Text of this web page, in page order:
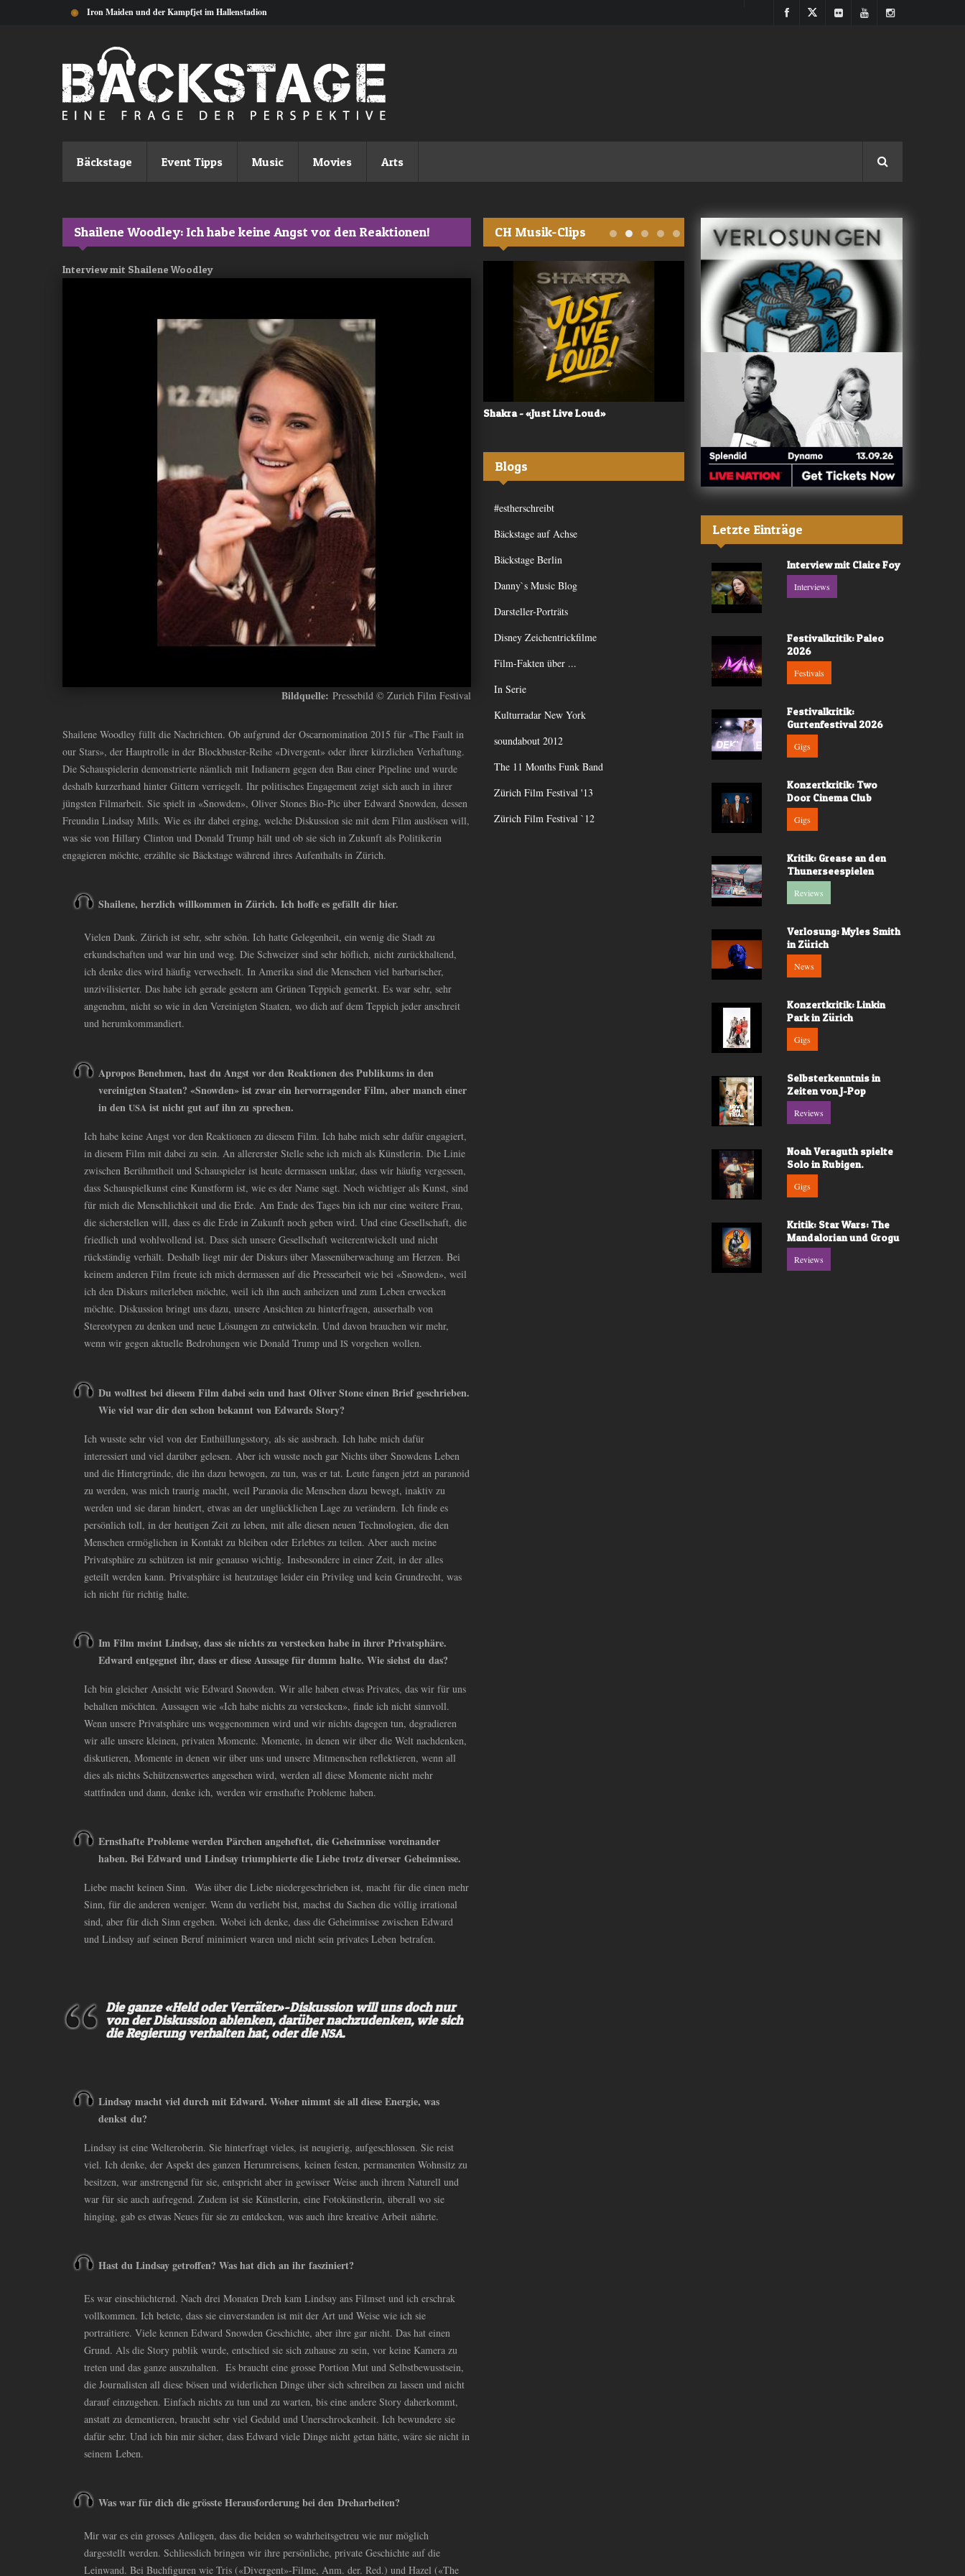
Direkt zum Inhalt Iron Maiden und der Kampfjet im Hallenstadion
Bäckstage Event Tipps Music Movies Arts
Shailene Woodley: Ich habe keine Angst vor den Reaktionen!
Interview mit Shailene Woodley
Bildquelle: Pressebild © Zurich Film Festival
Shailene Woodley füllt die Nachrichten. Ob aufgrund der Oscarnomination 2015 für «The Fault in
our Stars», der Hauptrolle in der Blockbuster-Reihe «Divergent» oder ihrer kürzlichen Verhaftung.
Die Schauspielerin demonstrierte nämlich mit Indianern gegen den Bau einer Pipeline und wurde
deshalb kurzerhand hinter Gittern verriegelt. Ihr politisches Engagement zeigt sich auch in ihrer
jüngsten Filmarbeit. Sie spielt in «Snowden», Oliver Stones Bio-Pic über Edward Snowden, dessen
Freundin Lindsay Mills. Wie es ihr dabei erging, welche Diskussion sie mit dem Film auslösen will,
was sie von Hillary Clinton und Donald Trump hält und ob sie sich in Zukunft als Politikerin
engagieren möchte, erzählte sie Bäckstage während ihres Aufenthalts in Zürich.
Shailene, herzlich willkommen in Zürich. Ich hoffe es gefällt dir hier.
Vielen Dank. Zürich ist sehr, sehr schön. Ich hatte Gelegenheit, ein wenig die Stadt zu
erkundschaften und war hin und weg. Die Schweizer sind sehr höflich, nicht zurückhaltend,
ich denke dies wird häufig verwechselt. In Amerika sind die Menschen viel barbarischer,
unzivilisierter. Das habe ich gerade gestern am Grünen Teppich gemerkt. Es war sehr, sehr
angenehm, nicht so wie in den Vereinigten Staaten, wo dich auf dem Teppich jeder anschreit
und herumkommandiert.
Apropos Benehmen, hast du Angst vor den Reaktionen des Publikums in den
vereinigten Staaten? «Snowden» ist zwar ein hervorragender Film, aber manch einer
in den USA ist nicht gut auf ihn zu sprechen.
Ich habe keine Angst vor den Reaktionen zu diesem Film. Ich habe mich sehr dafür engagiert,
in diesem Film mit dabei zu sein. An allererster Stelle sehe ich mich als Künstlerin. Die Linie
zwischen Berühmtheit und Schauspieler ist heute dermassen unklar, dass wir häufig vergessen,
dass Schauspielkunst eine Kunstform ist, wie es der Name sagt. Noch wichtiger als Kunst, sind
für mich die Menschlichkeit und die Erde. Am Ende des Tages bin ich nur eine weitere Frau,
die sicherstellen will, dass es die Erde in Zukunft noch geben wird. Und eine Gesellschaft, die
friedlich und wohlwollend ist. Dass sich unsere Gesellschaft weiterentwickelt und nicht
rückständig verhält. Deshalb liegt mir der Diskurs über Massenüberwachung am Herzen. Bei
keinem anderen Film freute ich mich dermassen auf die Pressearbeit wie bei «Snowden», weil
ich den Diskurs miterleben möchte, weil ich ihn auch anheizen und zum Leben erwecken
möchte. Diskussion bringt uns dazu, unsere Ansichten zu hinterfragen, ausserhalb von
Stereotypen zu denken und neue Lösungen zu entwickeln. Und davon brauchen wir mehr,
wenn wir gegen aktuelle Bedrohungen wie Donald Trump und IS vorgehen wollen.
Du wolltest bei diesem Film dabei sein und hast Oliver Stone einen Brief geschrieben.
Wie viel war dir den schon bekannt von Edwards Story?
Ich wusste sehr viel von der Enthüllungsstory, als sie ausbrach. Ich habe mich dafür
interessiert und viel darüber gelesen. Aber ich wusste noch gar Nichts über Snowdens Leben
und die Hintergründe, die ihn dazu bewogen, zu tun, was er tat. Leute fangen jetzt an paranoid
zu werden, was mich traurig macht, weil Paranoia die Menschen dazu bewegt, inaktiv zu
werden und sie daran hindert, etwas an der unglücklichen Lage zu verändern. Ich finde es
persönlich toll, in der heutigen Zeit zu leben, mit alle diesen neuen Technologien, die den
Menschen ermöglichen in Kontakt zu bleiben oder Erlebtes zu teilen. Aber auch meine
Privatsphäre zu schützen ist mir genauso wichtig. Insbesondere in einer Zeit, in der alles
geteilt werden kann. Privatsphäre ist heutzutage leider ein Privileg und kein Grundrecht, was
ich nicht für richtig halte.
Im Film meint Lindsay, dass sie nichts zu verstecken habe in ihrer Privatsphäre.
Edward entgegnet ihr, dass er diese Aussage für dumm halte. Wie siehst du das?
Ich bin gleicher Ansicht wie Edward Snowden. Wir alle haben etwas Privates, das wir für uns
behalten möchten. Aussagen wie «Ich habe nichts zu verstecken», finde ich nicht sinnvoll.
Wenn unsere Privatsphäre uns weggenommen wird und wir nichts dagegen tun, degradieren
wir alle unsere kleinen, privaten Momente. Momente, in denen wir über die Welt nachdenken,
diskutieren, Momente in denen wir über uns und unsere Mitmenschen reflektieren, wenn all
dies als nichts Schützenswertes angesehen wird, werden all diese Momente nicht mehr
stattfinden und dann, denke ich, werden wir ernsthafte Probleme haben.
Ernsthafte Probleme werden Pärchen angeheftet, die Geheimnisse voreinander
haben. Bei Edward und Lindsay triumphierte die Liebe trotz diverser Geheimnisse.
Liebe macht keinen Sinn. Was über die Liebe niedergeschrieben ist, macht für die einen mehr
Sinn, für die anderen weniger. Wenn du verliebt bist, machst du Sachen die völlig irrational
sind, aber für dich Sinn ergeben. Wobei ich denke, dass die Geheimnisse zwischen Edward
und Lindsay auf seinen Beruf minimiert waren und nicht sein privates Leben betrafen.
Die ganze «Held oder Verräter»-Diskussion will uns doch nur
von der Diskussion ablenken, darüber nachzudenken, wie sich
die Regierung verhalten hat, oder dieNSA.
Lindsay macht viel durch mit Edward. Woher nimmt sie all diese Energie, was
denkst du?
Lindsay ist eine Welteroberin. Sie hinterfragt vieles, ist neugierig, aufgeschlossen. Sie reist
viel. Ich denke, der Aspekt des ganzen Herumreisens, keinen festen, permanenten Wohnsitz zu
besitzen, war anstrengend für sie, entspricht aber in gewisser Weise auch ihrem Naturell und
war für sie auch aufregend. Zudem ist sie Künstlerin, eine Fotokünstlerin, überall wo sie
hinging, gab es etwas Neues für sie zu entdecken, was auch ihre kreative Arbeit nährte.
Hast du Lindsay getroffen? Was hat dich an ihr fasziniert?
Es war einschüchternd. Nach drei Monaten Dreh kam Lindsay ans Filmset und ich erschrak
vollkommen. Ich betete, dass sie einverstanden ist mit der Art und Weise wie ich sie
portraitiere. Viele kennen Edward Snowden Geschichte, aber ihre gar nicht. Das hat einen
Grund. Als die Story publik wurde, entschied sie sich zuhause zu sein, vor keine Kamera zu
treten und das ganze auszuhalten. Es braucht eine grosse Portion Mut und Selbstbewusstsein,
die Journalisten all diese bösen und widerlichen Dinge über sich schreiben zu lassen und nicht
darauf einzugehen. Einfach nichts zu tun und zu warten, bis eine andere Story daherkommt,
anstatt zu dementieren, braucht sehr viel Geduld und Unerschrockenheit. Ich bewundere sie
dafür sehr. Und ich bin mir sicher, dass Edward viele Dinge nicht getan hätte, wäre sie nicht in
seinem Leben.
Was war für dich die grösste Herausforderung bei den Dreharbeiten?
Mir war es ein grosses Anliegen, dass die beiden so wahrheitsgetreu wie nur möglich
dargestellt werden. Schliesslich bringen wir ihre persönliche, private Geschichte auf die
Leinwand. Bei Buchfiguren wie Tris («Divergent»-Filme, Anm. der. Red.) und Hazel («The
CH Musik-Clips
ANDIYAH - «Frequency» Shakra - «Just Live Loud» Valerù - «IL MARE»
Blogs
#estherschreibt
Bäckstage auf Achse
Bäckstage Berlin
Danny`s Music Blog
Darsteller-Porträts
Disney Zeichentrickfilme
Film-Fakten über ...
In Serie
Kulturradar New York
soundabout 2012
The 11 Months Funk Band
Zürich Film Festival '13
Zürich Film Festival `12
Letzte Einträge
Interview mit Claire Foy
Interviews
Festivalkritik: Paleo
2026
Festivals
Festivalkritik:
Gurtenfestival 2026
Gigs
Konzertkritik: Two
Door Cinema Club
Gigs
Kritik: Grease an den
Thunerseespielen
Reviews
Verlosung: Myles Smith
in Zürich
News
Konzertkritik: Linkin
Park in Zürich
Gigs
Selbsterkenntnis in
Zeiten von J-Pop
Reviews
Noah Veraguth spielte
Solo in Rubigen.
Gigs
Kritik: Star Wars: The
Mandalorian und Grogu
Reviews